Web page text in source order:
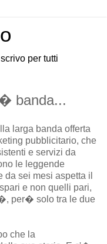
per tutti
banda...
larga banda offerta
pubblicitario, che
e servizi da
le leggende
sei mesi aspetta il
e non quelli pari,
per� solo tra le due
che la